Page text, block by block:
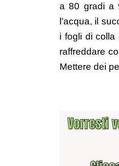
a 80 gradi a
l’acqua, il
i fogli di colla
raffreddare
Mettere dei